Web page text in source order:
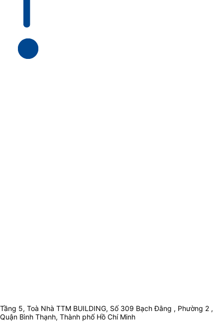
Tầng 5, Toà Nhà TTM BUILDING, Số 309 Bạch Đằng , Phường 2 ,
Quận Bình Thạnh, Thành phố Hồ Chí Minh